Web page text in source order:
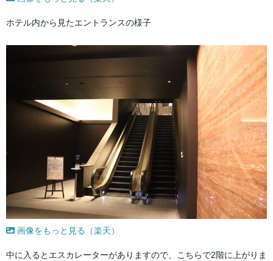
ホテル内から見たエントランスの様子
画像をもっと見る（楽天）
中に入るとエスカレーターがありますので、こちらで2階に上がりま